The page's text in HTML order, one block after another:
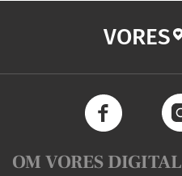
VORES
OM VORES DIGITAL